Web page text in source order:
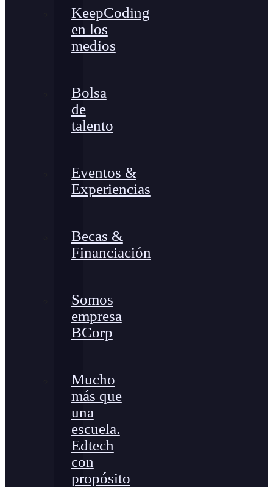
KeepCoding
en los
medios
Bolsa
de
talento
Eventos &
Experiencias
Becas &
Financiación
Somos
empresa
BCorp
Mucho
más que
una
escuela.
Edtech
con
propósito